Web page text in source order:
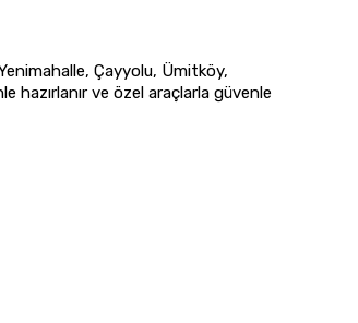
Çayyolu, Ümitköy,
hazırlanır ve özel araçlarla güvenle